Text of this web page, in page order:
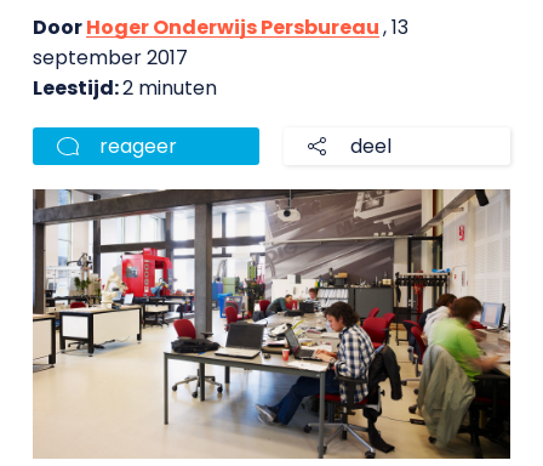
DoorHoger Onderwijs Persbureau, 13
september 2017
Leestijd:2 minuten
reageer deel